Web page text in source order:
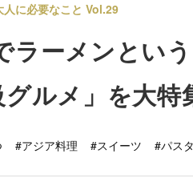
に必要なこと Vol.29
ラーメンとい
ルメ」を大特
#アジア料理 #スイーツ #パス